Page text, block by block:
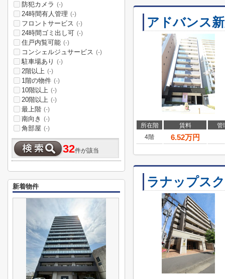
アドバンス
所在階 賃料
管
4階
6.52万円
ラナップス
防犯カメラ (-)
24時間有人管理 (-)
フロントサービス (-)
24時間ゴミ出し可 (-)
住戸内覧可能 (-)
コンシェルジュサービス (-)
駐車場あり (-)
2階以上 (-)
1階の物件 (-)
10階以上 (-)
20階以上 (-)
最上階 (-)
南向き (-)
角部屋 (-)
32件が該当
新着物件